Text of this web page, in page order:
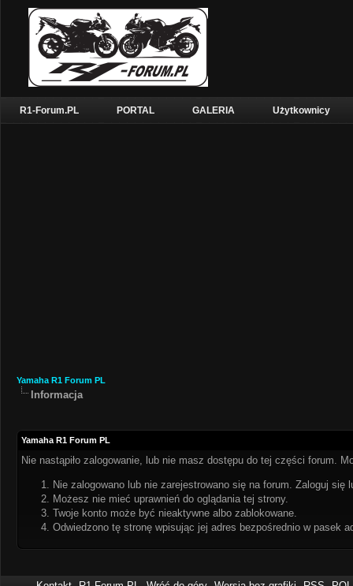
R1-Forum.PL PORTAL GALERIA Użytkownicy
Yamaha R1 Forum PL
Informacja
Yamaha R1 Forum PL
Nie nastąpiło zalogowanie, lub nie masz dostępu do tej części forum.
Nie zalogowano lub nie zarejestrowano się na forum. Zaloguj się
Możesz nie mieć uprawnień do oglądania tej strony.
Twoje konto może być nieaktywne albo zablokowane.
Odwiedzono tę stronę wpisując jej adres bezpośrednio w pasek